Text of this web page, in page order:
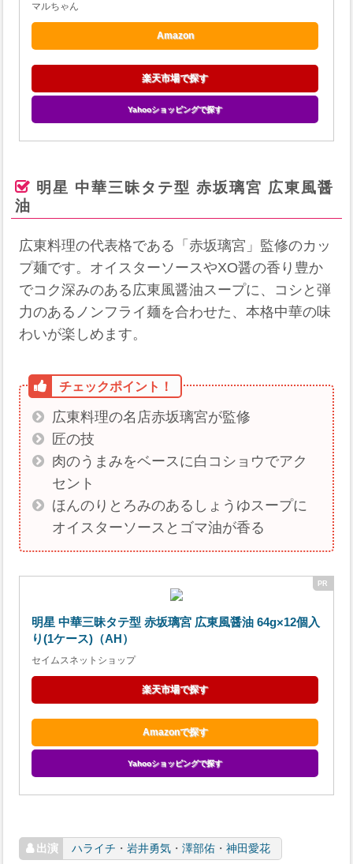
マルちゃん
Amazon
楽天市場で探す
Yahooショッピングで探す
明星 中華三昧タテ型 赤坂璃宮 広東風醤
油
広東料理の代表格である「赤坂璃宮」監修のカッ
プ麺です。オイスターソースやXO醤の香り豊か
でコク深みのある広東風醤油スープに、コシと弾
力のあるノンフライ麺を合わせた、本格中華の味
わいが楽しめます。
広東料理の名店赤坂璃宮が監修
匠の技
肉のうまみをベースに白コショウでアク
セント
ほんのりとろみのあるしょうゆスープに
オイスターソースとゴマ油が香る
明星 中華三昧タテ型 赤坂璃宮 広東風醤油 64g×12個入
り(1ケース)（AH）
セイムスネットショップ
楽天市場で探す
Amazonで探す
Yahooショッピングで探す
ハライチ ・ 岩井勇気・ 澤部佑・ 神田愛花